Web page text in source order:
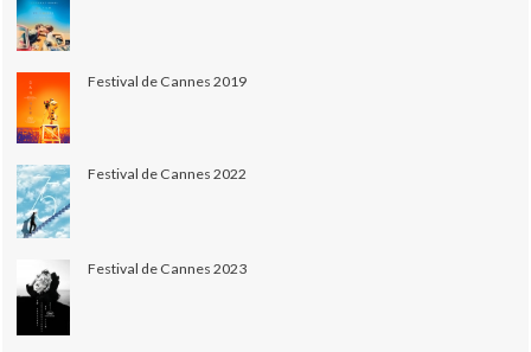
Festival de Cannes 2019
Festival de Cannes 2022
Festival de Cannes 2023